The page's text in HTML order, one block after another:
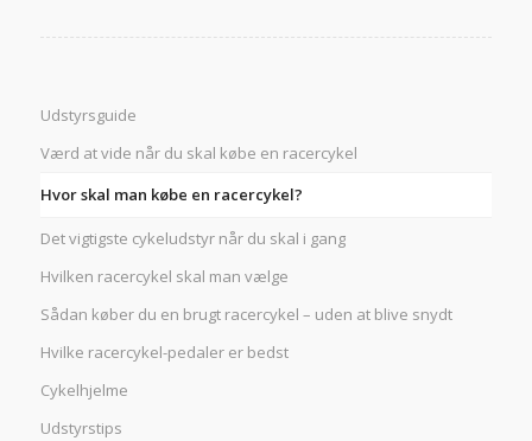
Udstyrsguide
Værd at vide når du skal købe en racercykel
Hvor skal man købe en racercykel?
Det vigtigste cykeludstyr når du skal i gang
Hvilken racercykel skal man vælge
Sådan køber du en brugt racercykel – uden at blive snydt
Hvilke racercykel-pedaler er bedst
Cykelhjelme
Udstyrstips